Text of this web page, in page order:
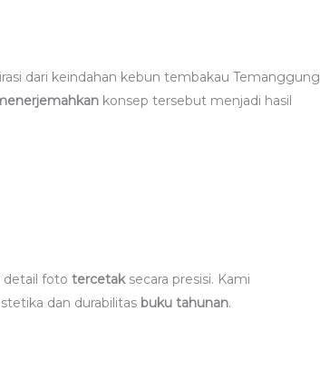
dari keindahan kebun tembakau Temanggung
konsep tersebut menjadi hasil
detail fototercetaksecara presisi. Kami
dan durabilitas buku tahunan.